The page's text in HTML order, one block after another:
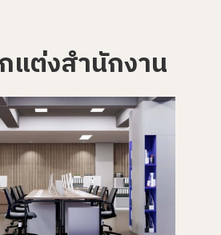
แต่งสำนักงาน